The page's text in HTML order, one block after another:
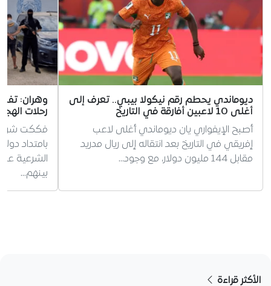
ديوماندي يحطم رقم نيكولا بيبي.. تعرف إلى
أغلى 10 لاعبين أفارقة في التاريخ
أصبح الإيفواري يان ديوماندي أغلى لاعب
إفريقي في التاريخ بعد انتقاله إلى ريال مدريد
مقابل 144 مليون دولار، مع وجود…
وهران:
رحلات الهجرة
فككت
بامتداد
بينهم…
الأكثر قراءة